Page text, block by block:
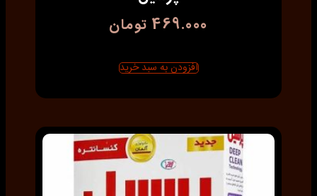
469.000 تومان
افزودن به سبد خرید